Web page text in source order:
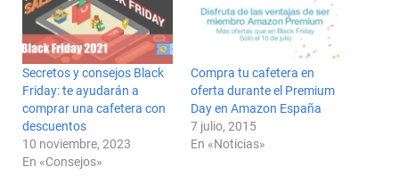
Secretos y consejos Black
Friday: te ayudarán a
comprar una cafetera con
descuentos
10 noviembre, 2023
En «Consejos»
Compra tu cafetera en
oferta durante el Premium
Day en Amazon España
7 julio, 2015
En «Noticias»